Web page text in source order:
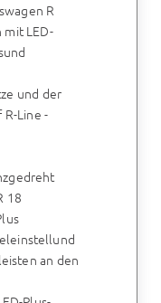
R
mit LED-
und der
Line -
18
an den